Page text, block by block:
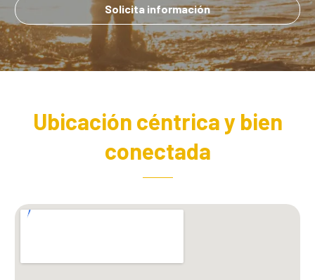
Solicita información
Ubicación céntrica y bien
conectada